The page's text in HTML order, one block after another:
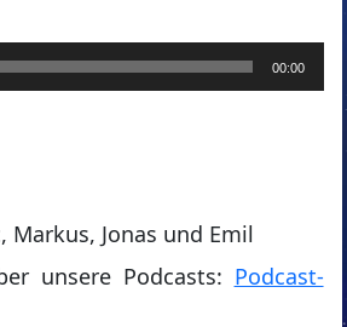
00:00
Markus, Jonas und Emil
unsere Podcasts: Podcast-